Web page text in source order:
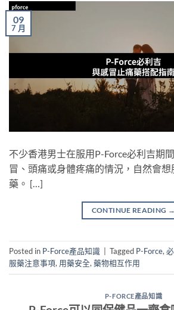
09
7 月
不少香港男士在服用P-Force必利吉期
冒、頭痛或身體疼痛的情況，自然會
藥。 […]
CONTINUE READING →
Posted in P-Force產品知識 Tagged P-Force,
服藥注意事項, 用藥安全,藥物相互作用
P-FORCE產品知識